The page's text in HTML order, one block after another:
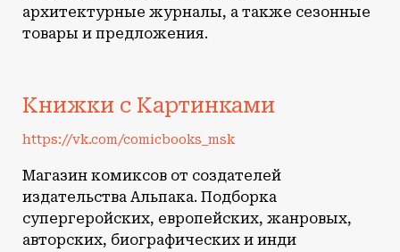
архитектурные журналы, а также сезонные
товары и предложения.
Книжки с Картинками
https://vk.com/comicbooks_msk
Магазин комиксов от создателей
издательства Альпака. Подборка
супергеройских, европейских, жанровых,
авторских, биографических и инди